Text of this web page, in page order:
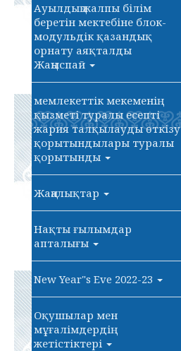
Ауылдың жалпы білім
беретін мектебіне блок-
модульдік қазандық
орнату аяқталды
Жаңыспай
мемлекеттік мекеменің
қызметі туралы есепті
жария талқылауды өткізу
қорытындылары туралы
қорытынды
Жаңалықтар
Нақты ғылымдар
апталығы
New Year"s Eve 2022-23
Оқушылар мен
мұғалімдердің
жетістіктері